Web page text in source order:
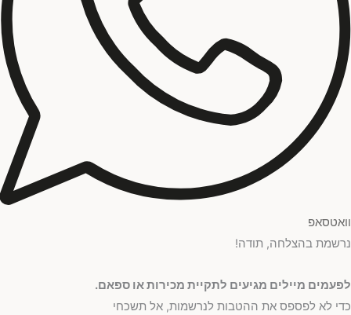
וואטסאפ
נרשמת בהצלחה, תודה!
לפעמים מיילים מגיעים לתקיית מכירות או ספאם.
כדי לא לפספס את ההטבות לנרשמות, אל תשכחי